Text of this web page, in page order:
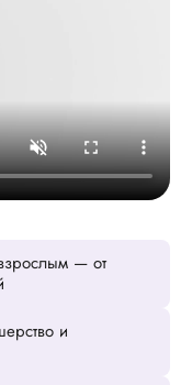
— от
и